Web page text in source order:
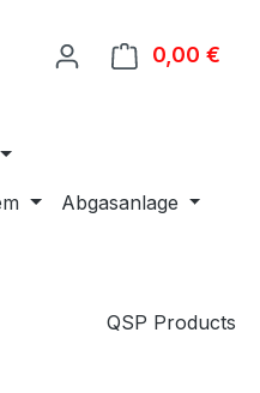
0,00 €
Abgasanlage
QSP Products